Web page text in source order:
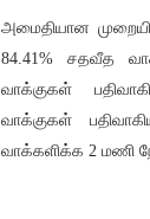
அமைதியான
84.41% சதவீத
வாக்குகள்
வாக்குகள்
வாக்களிக்க 2 மணி